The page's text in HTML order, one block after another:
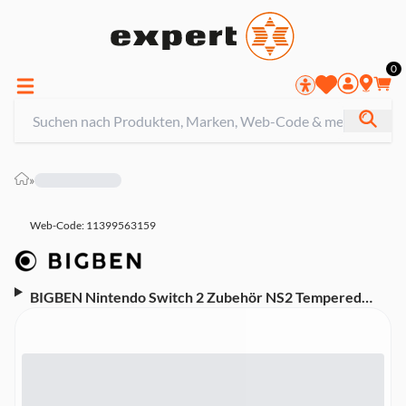
0
»
Web-Code: 11399563159
BIGBEN Nintendo Switch 2 Zubehör NS2 Tempered